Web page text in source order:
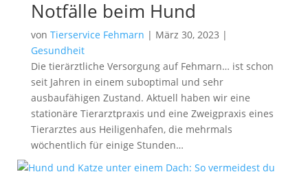
Notfälle beim Hund
von Tierservice Fehmarn | März 30, 2023 |
Gesundheit
Die tierärztliche Versorgung auf Fehmarn… ist schon
seit Jahren in einem suboptimal und sehr
ausbaufähigen Zustand. Aktuell haben wir eine
stationäre Tierarztpraxis und eine Zweigpraxis eines
Tierarztes aus Heiligenhafen, die mehrmals
wöchentlich für einige Stunden…